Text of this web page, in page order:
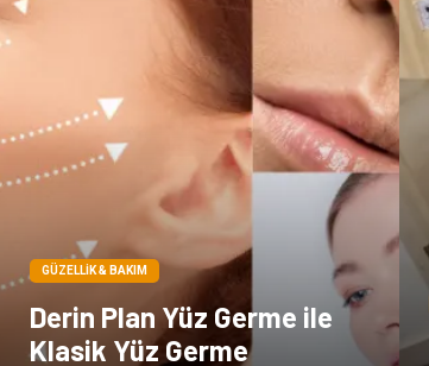
GÜZELLIK & BAKIM
Derin Plan Yüz Germe ile
Klasik Yüz Germe